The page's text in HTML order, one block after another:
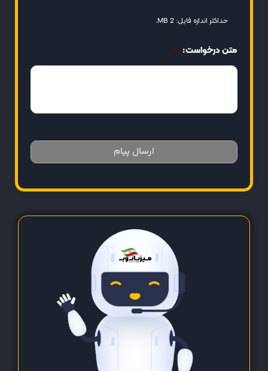
حداکثر اندازه فایل: 2 MB.
متن درخواست: *